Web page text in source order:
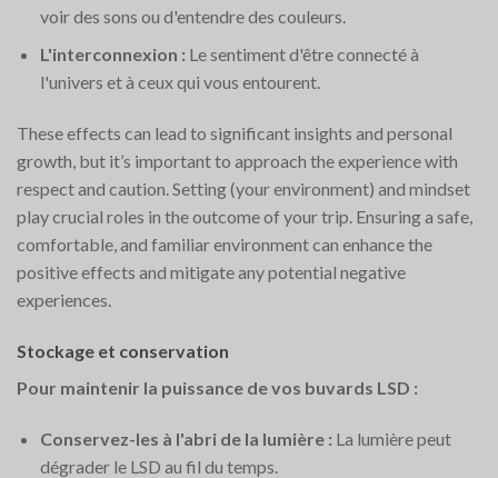
voir des sons ou d'entendre des couleurs.
L'interconnexion : Le sentiment d'être connecté à
l'univers et à ceux qui vous entourent.
These effects can lead to significant insights and personal
growth, but it’s important to approach the experience with
respect and caution. Setting (your environment) and mindset
play crucial roles in the outcome of your trip. Ensuring a safe,
comfortable, and familiar environment can enhance the
positive effects and mitigate any potential negative
experiences.
Stockage et conservation
Pour maintenir la puissance de vos buvards LSD :
Conservez-les à l'abri de la lumière : La lumière peut
dégrader le LSD au fil du temps.